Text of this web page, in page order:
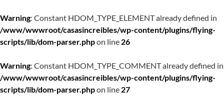
Warning: Constant HDOM_TYPE_ELEMENT already defined in
/www/wwwroot/casasincreibles/wp-content/plugins/flying-
scripts/lib/dom-parser.phpon line 26
Warning: Constant HDOM_TYPE_COMMENT already defined in
/www/wwwroot/casasincreibles/wp-content/plugins/flying-
scripts/lib/dom-parser.phpon line 27